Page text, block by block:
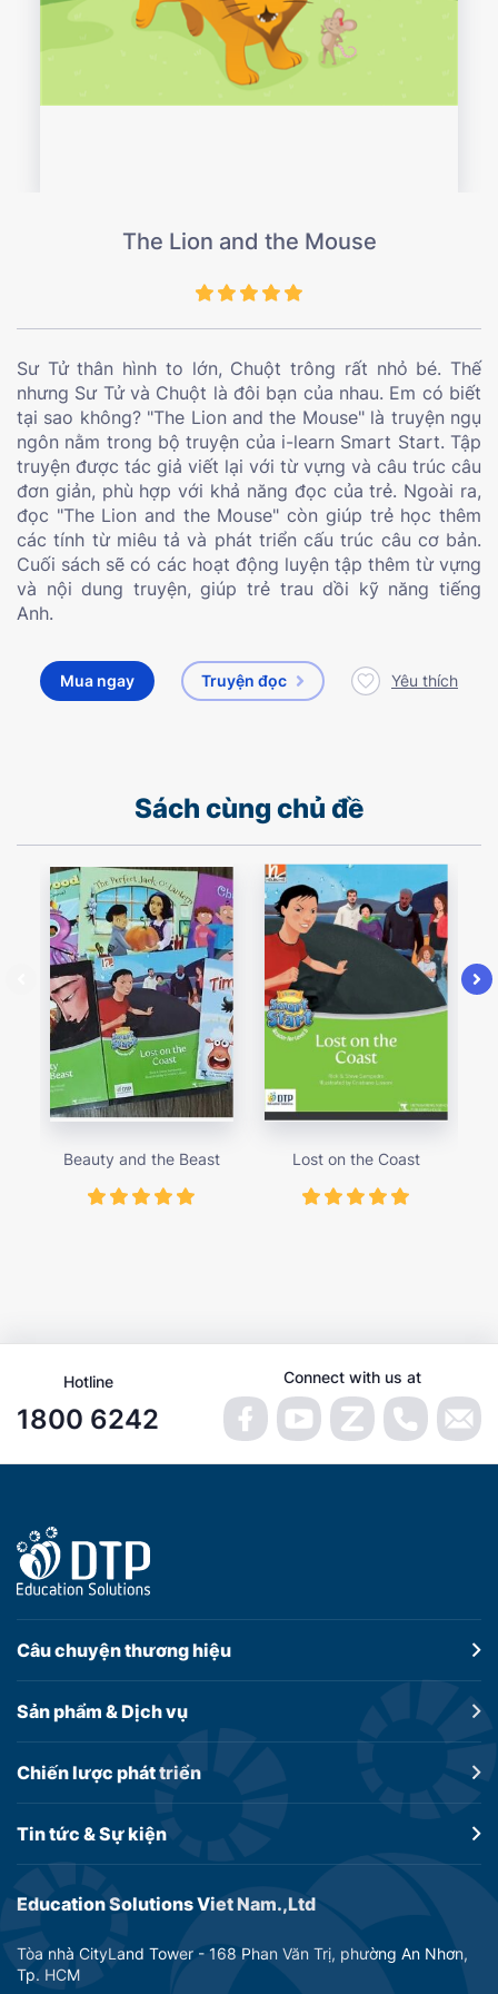
The Lion and the Mouse
Sư Tử thân hình to lớn, Chuột trông rất nhỏ bé. Thế
nhưng Sư Tử và Chuột là đôi bạn của nhau. Em có biết
tại sao không? "The Lion and the Mouse" là truyện ngụ
ngôn nằm trong bộ truyện của i-learn Smart Start. Tập
truyện được tác giả viết lại với từ vựng và câu trúc câu
đơn giản, phù hợp với khả năng đọc của trẻ. Ngoài ra,
đọc "The Lion and the Mouse" còn giúp trẻ học thêm
các tính từ miêu tả và phát triển cấu trúc câu cơ bản.
Cuối sách sẽ có các hoạt động luyện tập thêm từ vựng
và nội dung truyện, giúp trẻ trau dồi kỹ năng tiếng
Anh.
Mua ngay Truyện đọc Yêu thích
Sách cùng chủ đề
Beauty and the Beast Lost on the Coast
Hotline
1800 6242
Connect with us at
Education Solutions Viet Nam.,Ltd
Tòa nhà CityLand Tower - 168 Phan Văn Trị, phường An Nhơn,
Tp. HCM
Câu chuyệnthương hiệu
Sản phẩm &Dịch vụ
Chiến lược phát triển
Tin tức &Sự kiện